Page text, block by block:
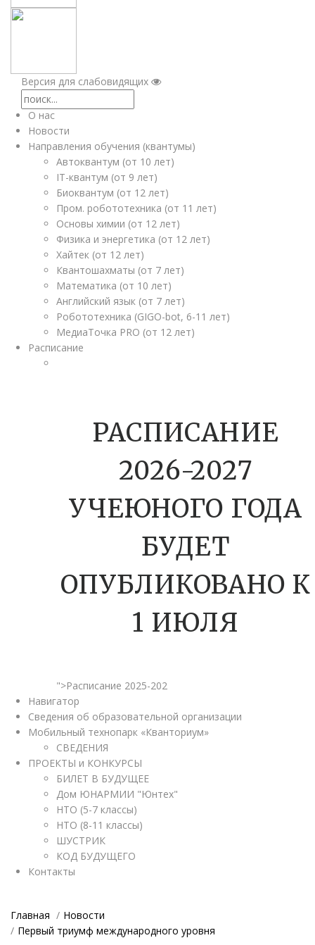
Версия для слабовидящих
О нас
Новости
Направления обучения (квантумы)
Автоквантум (от 10 лет)
IT-квантум (от 9 лет)
Биоквантум (от 12 лет)
Пром. робототехника (от 11 лет)
Основы химии (от 12 лет)
Физика и энергетика (от 12 лет)
Хайтек (от 12 лет)
Квантошахматы (от 7 лет)
Математика (от 10 лет)
Английский язык (от 7 лет)
Робототехника (GIGO-bot, 6-11 лет)
МедиаТочка PRO (от 12 лет)
Расписание
РАСПИСАНИЕ
2026-2027
УЧЕЮНОГО ГОДА
БУДЕТ
ОПУБЛИКОВАНО К
1 ИЮЛЯ
">Расписание 2025-202
Навигатор
Сведения об образовательной организации
Мобильный технопарк «Кванториум»
СВЕДЕНИЯ
ПРОЕКТЫ и КОНКУРСЫ
БИЛЕТ В БУДУЩЕЕ
Дом ЮНАРМИИ "Юнтех"
НТО (5-7 классы)
НТО (8-11 классы)
ШУСТРИК
КОД БУДУЩЕГО
Контакты
Главная
Новости
Первый триумф международного уровня